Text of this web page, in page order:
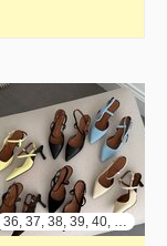
36, 37, 38, 39, 40, 41